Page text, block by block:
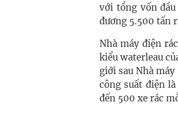
với tổng vốn
đương 5.500 tấn
Nhà máy điện
kiểu waterleau
giới sau Nhà
công suất điện
đến 500 xe rác